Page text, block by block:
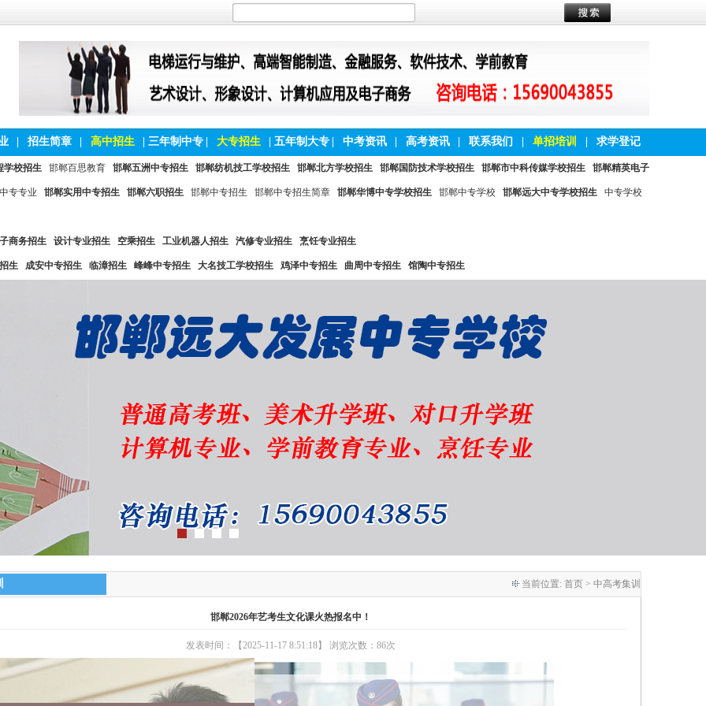
招生简章 高中招生 三年制中专 大专招生 五年制大专 中考资讯 高考资讯 联系我们 单招培训 求学登记
学校招生 邯郸百思教育 邯郸五洲中专招生 邯郸纺机技工学校招生 邯郸北方学校招生 邯郸国防技术学校招生 邯郸市中科传媒学校招生 邯郸精英电子
专专业 邯郸实用中专招生 邯郸六职招生 邯郸中专招生 邯郸中专招生简章 邯郸华博中专学校招生 邯郸中专学校 邯郸远大中专学校招生 中专学校
商务招生 设计专业招生 空乘招生 工业机器人招生 汽修专业招生 烹饪专业招生
生 成安中专招生 临漳招生 峰峰中专招生 大名技工学校招生 鸡泽中专招生 曲周中专招生 馆陶中专招生
当前位置: 首页 > 中高考集训
邯郸2026年艺考生文化课火热报名中！
发表时间：【2025-11-17 8:51:18】 浏览次数：86次